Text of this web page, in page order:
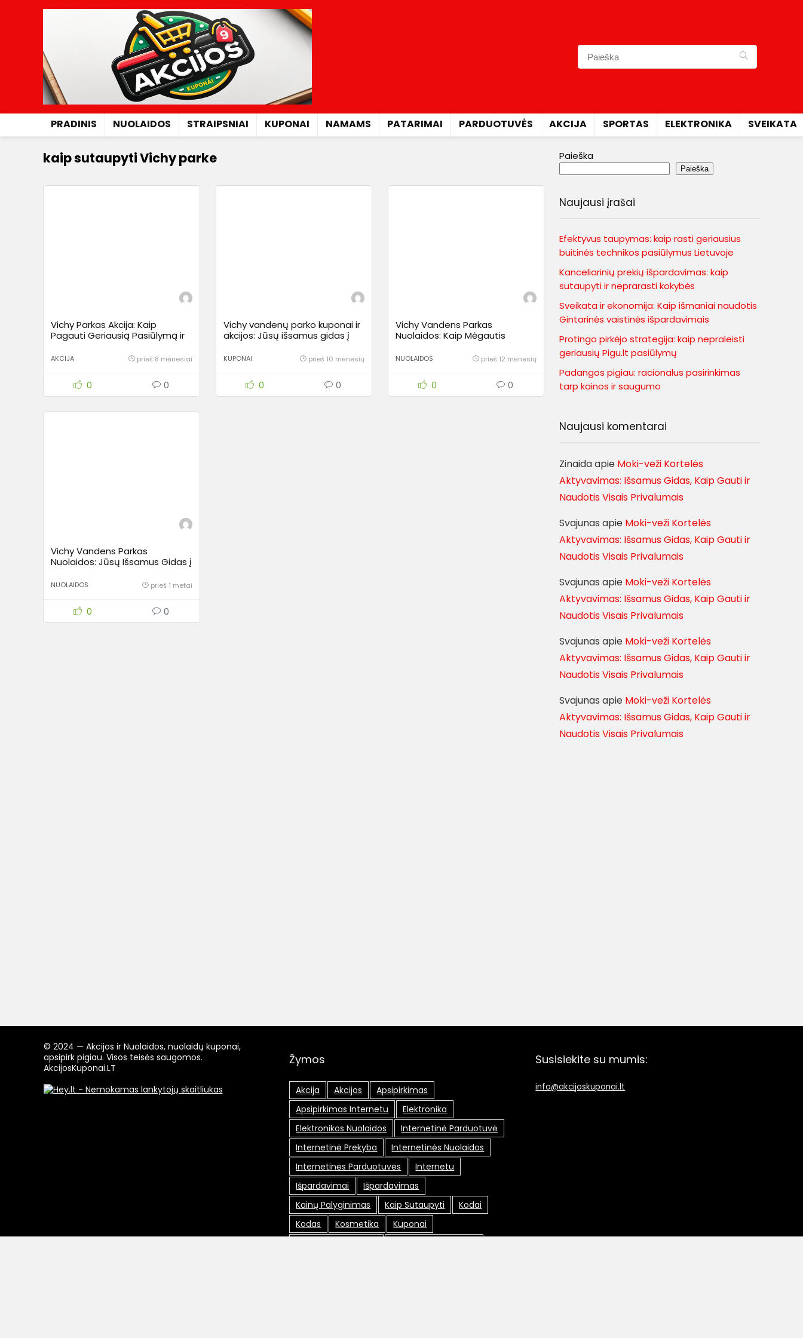
PRADINIS NUOLAIDOS STRAIPSNIAI KUPONAI NAMAMS PATARIMAI PARDUOTUVĖS AKCIJA SPORTAS ELEKTRONIKA SVEIKATA
kaip sutaupyti Vichy parke
Vichy Parkas Akcija: Kaip
Pagauti Geriausią Pasiūlymą ir
Vilniuje
AKCIJA prieš 8 mėnesiai
0 0
Vichy vandenų parko kuponai ir
akcijos: Jūsų išsamus gidas į
KUPONAI prieš 10 mėnesių
0 0
Vichy Vandens Parkas
Nuolaidos: Kaip Mėgautis
Pigiau?
NUOLAIDOS prieš 12 mėnesių
0 0
Vichy Vandens Parkas
Nuolaidos: Jūsų Išsamus Gidas į
NUOLAIDOS prieš 1 metai
0 0
Paieška
Paieška
Naujausi įrašai
Efektyvus taupymas: kaip rasti geriausius
buitinės technikos pasiūlymus Lietuvoje
Kanceliarinių prekių išpardavimas: kaip
sutaupyti ir neprarasti kokybės
Sveikata ir ekonomija: Kaip išmaniai naudotis
Gintarinės vaistinės išpardavimais
Protingo pirkėjo strategija: kaip nepraleisti
geriausių Pigu.lt pasiūlymų
Padangos pigiau: racionalus pasirinkimas
tarp kainos ir saugumo
Naujausi komentarai
Zinaidaapie Moki-veži Kortelės
Aktyvavimas: Išsamus Gidas, Kaip Gauti ir
Naudotis Visais Privalumais
Svajunas apie Moki-veži Kortelės
Aktyvavimas: Išsamus Gidas, Kaip Gauti ir
Naudotis Visais Privalumais
Svajunas apie Moki-veži Kortelės
Aktyvavimas: Išsamus Gidas, Kaip Gauti ir
Naudotis Visais Privalumais
Svajunas apie Moki-veži Kortelės
Aktyvavimas: Išsamus Gidas, Kaip Gauti ir
Naudotis Visais Privalumais
Svajunas apie Moki-veži Kortelės
Aktyvavimas: Išsamus Gidas, Kaip Gauti ir
Naudotis Visais Privalumais
© 2024 — Akcijos ir Nuolaidos, nuolaidų kuponai,
apsipirk pigiau. Visos teisės saugomos.
AkcijosKuponai.LT
Žymos
Akcija Akcijos
Apsipirkimas
Apsipirkimas Internetu
Elektronika
Elektronikos Nuolaidos
Internetinė Parduotuvė
Internetinė Prekyba
Internetinės Nuolaidos
Internetinės Parduotuvės
Internetu
Išpardavimai
Išpardavimas
Kainų Palyginimas
Kaip Sutaupyti
Kodai
Kodas
Kosmetika
Kuponai
Susisiekite su mumis:
info@akcijoskuponai.lt